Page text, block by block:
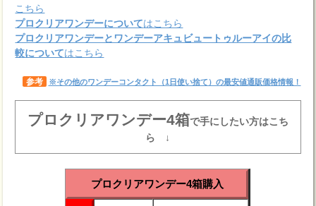
こちら
プロクリアワンデーについてはこちら
プロクリアワンデーとワンデーアキュビュートゥルーアイの比
較についてはこちら
参考 ※その他のワンデーコンタクト（1日使い捨て）の最安値通販価格情報！
プロクリアワンデー4箱で手にしたい方はこち
ら ↓
プロクリアワンデー4箱購入